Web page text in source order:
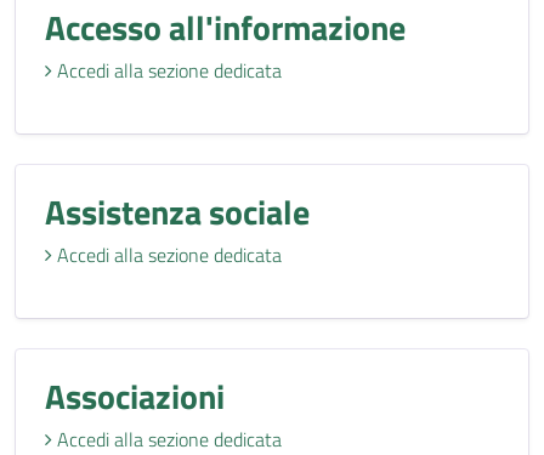
Accesso all'informazione
Accedi alla sezione dedicata
Assistenza sociale
Accedi alla sezione dedicata
Associazioni
Accedi alla sezione dedicata